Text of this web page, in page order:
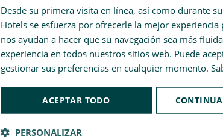
Desde su primera visita en línea, así como durante
Hotels se esfuerza por ofrecerle la mejor experiencia
nos ayudan a hacer que su navegación sea más
experiencia en todos nuestros sitios web. Puede
gestionar sus preferencias en cualquier momento.
ACEPTAR TODO
PERSONALIZAR